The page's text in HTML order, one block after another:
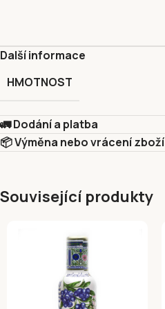
Další informace
HMOTNOST
🚛 Dodání a platba
📦 Výměna nebo vrácení zboží
Související produkty